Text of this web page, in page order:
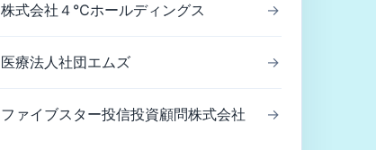
株式会社４℃ホールディングス →
医療法人社団エムズ →
ファイブスター投信投資顧問株式会社 →